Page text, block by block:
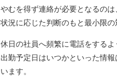
やむを得ず連絡が必要となるの
状況に応じた判断のもと最小限の
休日の社員へ頻繁に電話をする
出勤予定日はいつかといった情報
います。